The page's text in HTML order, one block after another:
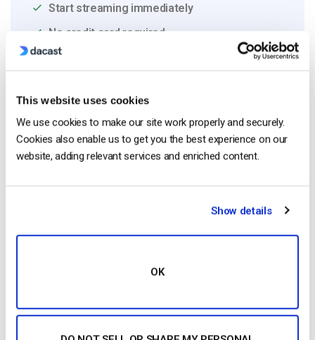
This website uses cookies
We use cookies to make our site work properly and securely.
Cookies also enable us to get you the best experience on our
website, adding relevant services and enriched content.
Show details
OK
Start streaming immediately
No credit card required
10 GB of bandwidth
Read Next
Comment diffuser en direct à partir d’un
August 5, 2026
OTT Full Form – Le présent et l’avenir des
médias en continu